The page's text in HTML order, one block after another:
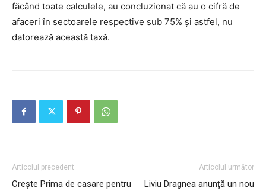
făcând toate calculele, au concluzionat că au o cifră de
afaceri în sectoarele respective sub 75% și astfel, nu
datorează această taxă.
Articolul precedent
Crește Prima de casare pentru
Articolul următor
Liviu Dragnea anunță un nou